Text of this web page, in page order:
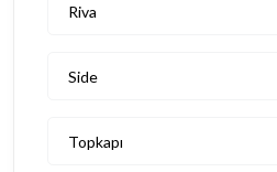
Riva
Side
Topkapı